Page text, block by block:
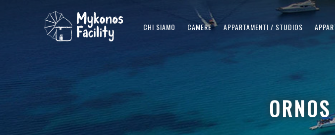
CHI SIAMO CAMERE APPARTAMENTI / STUDIOS